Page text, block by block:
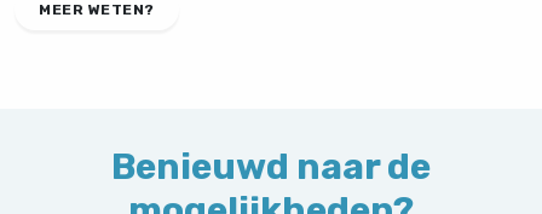
MEER WETEN?
Benieuwd naar de